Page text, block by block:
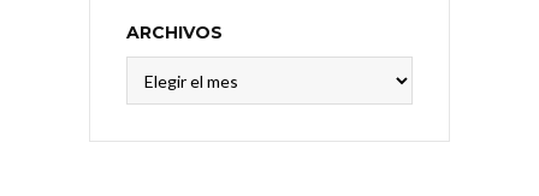
ARCHIVOS